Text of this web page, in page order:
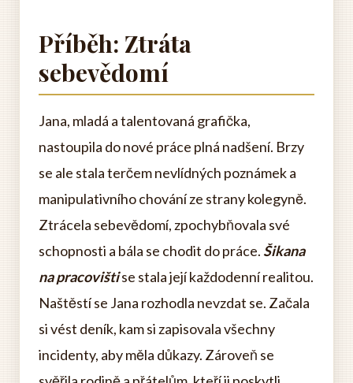
Příběh: Ztráta
sebevědomí
Jana, mladá a talentovaná grafička,
nastoupila do nové práce plná nadšení. Brzy
se ale stala terčem nevlídných poznámek a
manipulativního chování ze strany kolegyně.
Ztrácela sebevědomí, zpochybňovala své
schopnosti a bála se chodit do práce. Šikana
na pracovištise stala její každodenní realitou.
Naštěstí se Jana rozhodla nevzdat se. Začala
si vést deník, kam si zapisovala všechny
incidenty, aby měla důkazy. Zároveň se